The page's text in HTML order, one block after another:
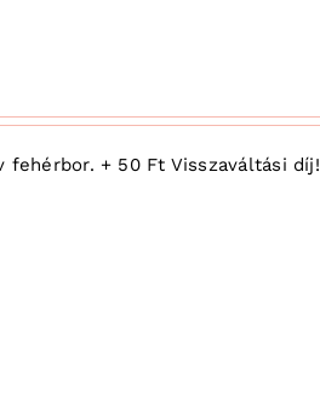
+ 50 Ft Visszaváltási díj!